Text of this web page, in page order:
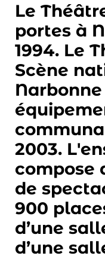
Le
portes à
1994. Le
Scène
2003.
compose
de
900
d’une
d’une